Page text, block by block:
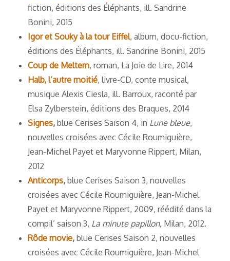
fiction, éditions des Éléphants, ill. Sandrine
Bonini, 2015
Igor et Souky à la tour Eiffel, album, docu-fiction,
éditions des Éléphants, ill. Sandrine Bonini, 2015
Coup de Meltem, roman, La Joie de Lire, 2014
Halb, l’autre moitié, livre-CD, conte musical,
musique Alexis Ciesla, ill. Barroux, raconté par
Elsa Zylberstein, éditions des Braques, 2014
Signes,blue Cerises Saison 4, in Lune bleue,
nouvelles croisées avec Cécile Roumiguière,
Jean-Michel Payet et Maryvonne Rippert, Milan,
2012
Anticorps,blue Cerises Saison 3, nouvelles
croisées avec Cécile Roumiguière, Jean-Michel
Payet et Maryvonne Rippert, 2009, réédité dans la
compil’ saison 3, La minute papillon, Milan, 2012.
Rôde movie,blue Cerises Saison 2, nouvelles
croisées avec Cécile Roumiguière, Jean-Michel